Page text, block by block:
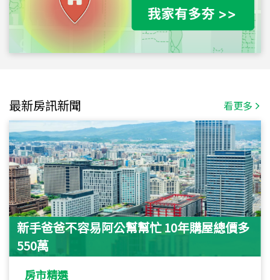
最新房訊新聞 看更多
新手爸爸不容易阿公幫幫忙 10年購屋總價多
550萬
房市精選